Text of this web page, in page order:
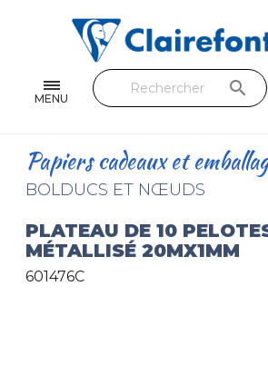
MENU
Feuilles & Copies
Beaux-arts & Dessin
Loisirs créatifs
Cuir & trousses
search
Papiers cadeaux et
BOLDUCS ET NŒUDS
PLATEAU DE 10
MÉTALLISÉ 20MX1MM
601476C